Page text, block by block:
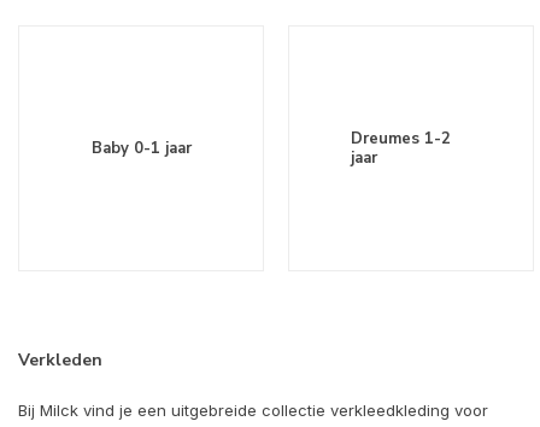
Baby 0-1 jaar
Dreumes 1-2
jaar
Verkleden
Bij Milck vind je een uitgebreide collectie verkleedkleding voor